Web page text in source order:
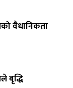
वैधानिकता
बृद्धि